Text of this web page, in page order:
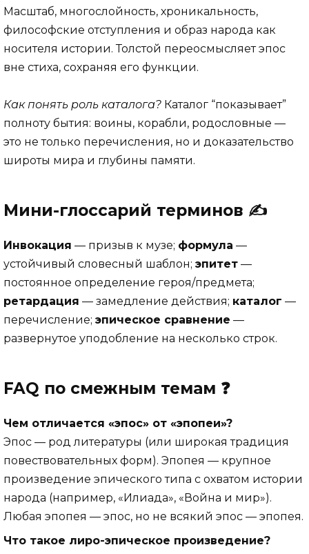
Масштаб, многослойность, хроникальность,
философские отступления и образ народа как
носителя истории. Толстой переосмысляет эпос
вне стиха, сохраняя его функции.
Как понять роль каталога? Каталог “показывает”
полноту бытия: воины, корабли, родословные —
это не только перечисления, но и доказательство
широты мира и глубины памяти.
Мини-глоссарий терминов ✍️
Инвокация — призыв к музе; формула —
устойчивый словесный шаблон; эпитет —
постоянное определение героя/предмета;
ретардация — замедление действия; каталог —
перечисление; эпическое сравнение —
развернутое уподобление на несколько строк.
FAQ по смежным темам ❓
Чем отличается «эпос» от «эпопеи»?
Эпос — род литературы (или широкая традиция
повествовательных форм). Эпопея — крупное
произведение эпического типа с охватом истории
народа (например, «Илиада», «Война и мир»).
Любая эпопея — эпос, но не всякий эпос — эпопея.
Что такое лиро-эпическое произведение?